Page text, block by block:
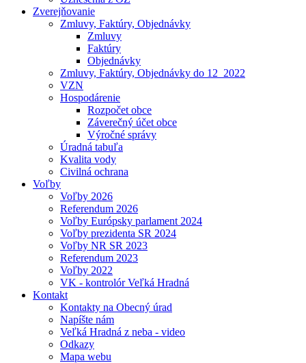
Zverejňovanie
Zmluvy, Faktúry, Objednávky
Zmluvy
Faktúry
Objednávky
Zmluvy, Faktúry, Objednávky do 12_2022
VZN
Hospodárenie
Rozpočet obce
Záverečný účet obce
Výročné správy
Úradná tabuľa
Kvalita vody
Civilná ochrana
Voľby
Voľby 2026
Referendum 2026
Voľby Európsky parlament 2024
Voľby prezidenta SR 2024
Voľby NR SR 2023
Referendum 2023
Voľby 2022
VK - kontrolór Veľká Hradná
Kontakt
Kontakty na Obecný úrad
Napíšte nám
Veľká Hradná z neba - video
Odkazy
Mapa webu